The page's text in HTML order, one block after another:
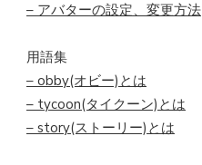
– アバターの設定、変更方法
用語集
– obby(オビー)とは
– tycoon(タイクーン)とは
– story(ストーリー)とは